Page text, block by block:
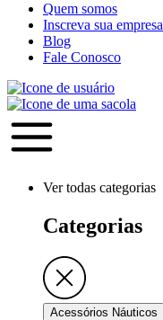
Quem somos
Inscreva sua empresa
Blog
Fale Conosco
Ver todas categorias
Categorias
Acessórios Náuticos